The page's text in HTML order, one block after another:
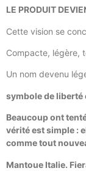
LE PRODUIT
Cette vision se
Compacte, légère,
Un nom devenu
symbole de liberté
Beaucoup ont
vérité est simple :
comme tout
Mantoue Italie.